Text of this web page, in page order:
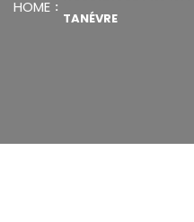
HOME
TANÉVRE